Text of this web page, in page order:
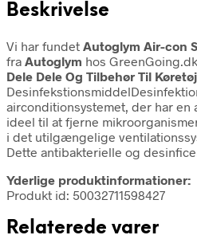
Beskrivelse
Vi har fundet Autoglym Air-con
fra Autoglym hos
Dele Dele Og Tilbehør Til
airconditionsystemet, der har
ideel til at fjerne
i det utilgængelige
Dette antibakterielle og
Yderlige produktinformationer:
Produkt id: 50032711598427
Relaterede varer